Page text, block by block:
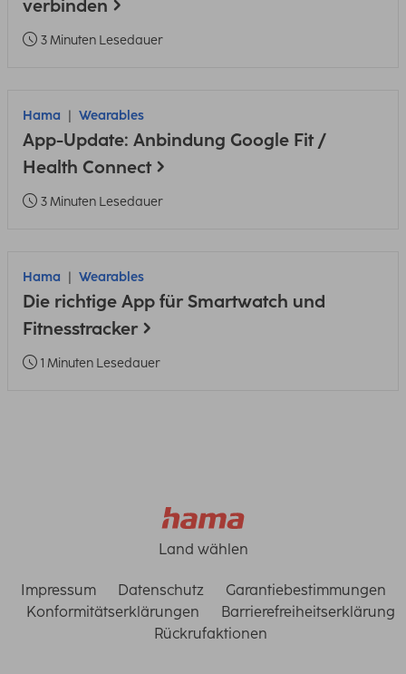
verbinden
3 Minuten Lesedauer
Hama Wearables
App-Update: Anbindung Google Fit /
Health Connect
3 Minuten Lesedauer
Hama Wearables
Die richtige App für Smartwatch und
Fitnesstracker
1 Minuten Lesedauer
Land wählen
Impressum Datenschutz
Garantiebestimmungen
Konformitätserklärungen
Barrierefreiheitserklärung
Rückrufaktionen